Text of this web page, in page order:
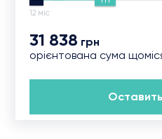
12 міс
31 838 грн
орієнтована сума